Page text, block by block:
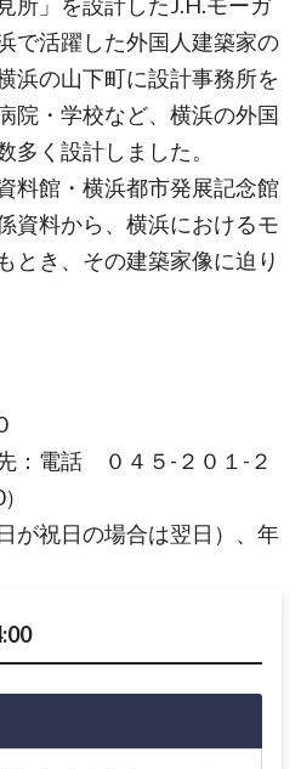
で活躍した外国人建築家の
浜の山下町に設計事務所を
院・学校など、横浜の外国
多く設計しました。
料館・横浜都市発展記念館
資料から、横浜におけるモ
とき、その建築家像に迫り
：電話 ０４５-２０１-２
祝日の場合は翌日）、年